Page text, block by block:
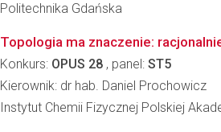
Politechnika Gdańska
Topologia ma znaczenie:
Konkurs: OPUS 28 , panel: ST5
Kierownik: dr hab. Daniel Prochowicz
Instytut Chemii Fizycznej Polskiej